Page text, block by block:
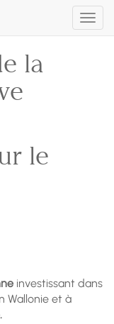
la
le
investissant dans
Wallonie et à